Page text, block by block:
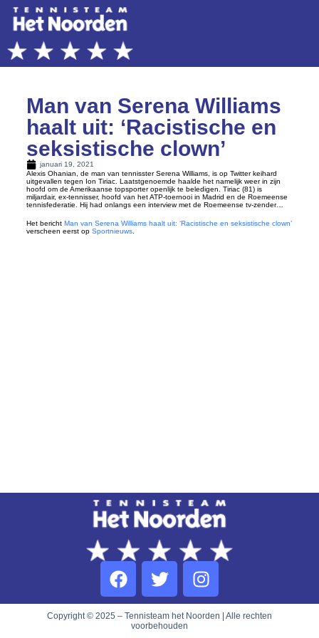
Man van Serena Williams
haalt uit: ‘Racistische en
seksistische clown’
januari 19, 2021
Alexis Ohanian, de man van tennisster Serena Williams, is op Twitter keihard
uitgevallen tegen Ion Tiriac. Laatstgenoemde haalde het namelijk weer in zijn
hoofd om de Amerikaanse topsporter openlijk te beledigen. Tiriac (81) is
miljardair, ex-tennisser, hoofd van het ATP-toernooi in Madrid en de Roemeense
tennisfederatie. Hij had onlangs een interview met de Roemeense tv-zender…
Het bericht Man van Serena Williams haalt uit: ‘Racistische en seksistische clown’
verscheen eerst op Sportnieuws.
Copyright © 2025 – Tennisteam het Noorden | Alle rechten
voorbehouden